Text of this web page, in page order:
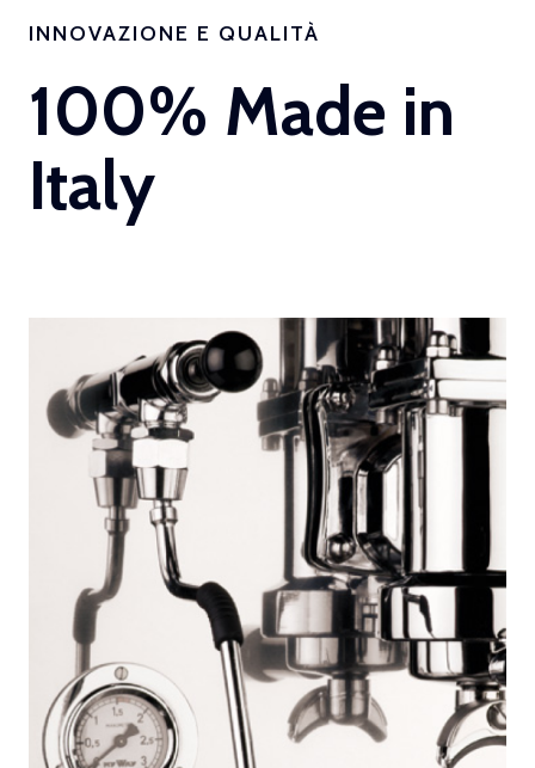
INNOVAZIONE E QUALITÀ
100% Made in
Italy